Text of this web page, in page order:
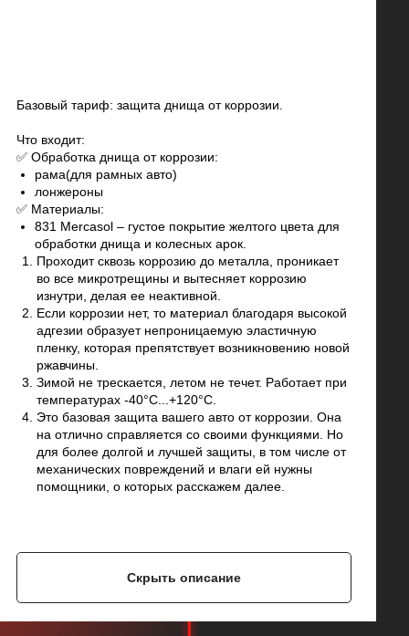
Базовый тариф: защита днища от коррозии.
Что входит:
✅ Обработка днища от коррозии:
рама(для рамных авто)
лонжероны
✅ Материалы:
831 Mercasol – густое покрытие желтого цвета для
обработки днища и колесных арок.
Проходит сквозь коррозию до металла, проникает
во все микротрещины и вытесняет коррозию
изнутри, делая ее неактивной.
Если коррозии нет, то материал благодаря высокой
адгезии образует непроницаемую эластичную
пленку, которая препятствует возникновению новой
ржавчины.
Зимой не трескается, летом не течет. Работает при
температурах -40°C...+120°C.
Это базовая защита вашего авто от коррозии. Она
на отлично справляется со своими функциями. Но
для более долгой и лучшей защиты, в том числе от
механических повреждений и влаги ей нужны
помощники, о которых расскажем далее.
Скрыть описание